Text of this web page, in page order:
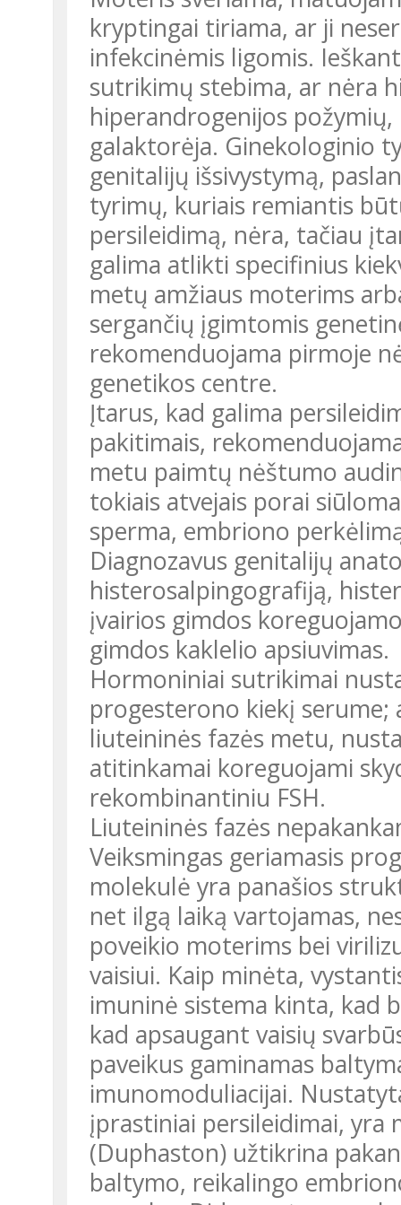
kryptingai tiriama, ar ji
infekcinėmis ligomis.
sutrikimų stebima, ar nėra
hiperandrogenijos
galaktorėja. Ginekologinio
genitalijų išsivystymą,
tyrimų, kuriais remiantis
persileidimą, nėra, tačiau
galima atlikti specifinius
metų amžiaus moterims
sergančių įgimtomis
rekomenduojama pirmoje
genetikos centre.
Įtarus, kad galima
pakitimais,
metu paimtų nėštumo
tokiais atvejais porai
sperma, embriono
Diagnozavus genitalijų
histerosalpingografiją,
įvairios gimdos
gimdos kaklelio apsiuvimas.
Hormoniniai sutrikimai
progesterono kiekį
liuteininės fazės metu,
atitinkamai koreguojami
rekombinantiniu FSH.
Liuteininės fazės
Veiksmingas geriamasis
molekulė yra panašios
net ilgą laiką vartojamas,
poveikio moterims bei
vaisiui. Kaip minėta,
imuninė sistema kinta, kad
kad apsaugant vaisių
paveikus gaminamas
imunomoduliacijai.
įprastiniai persileidimai, yra
(Duphaston) užtikrina
baltymo, reikalingo